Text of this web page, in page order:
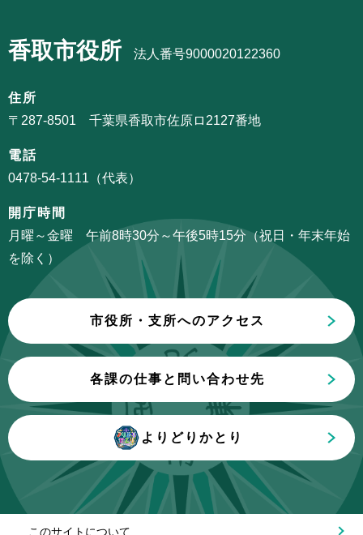
ー
シ
ン
こ
こ
か
ナ
ゲ
ー
ョ
ン
こ
こ
ま
香取市役所 法人番号9000020122360
住所
〒287-8501 千葉県香取市佐原ロ2127番地
電話
0478-54-1111（代表）
開庁時間
月曜～金曜 午前8時30分～午後5時15分（祝日・年末年始
を除く）
市役所・支所へのアクセス
各課の仕事と問い合わせ先
よりどりかとり
このサイトについて